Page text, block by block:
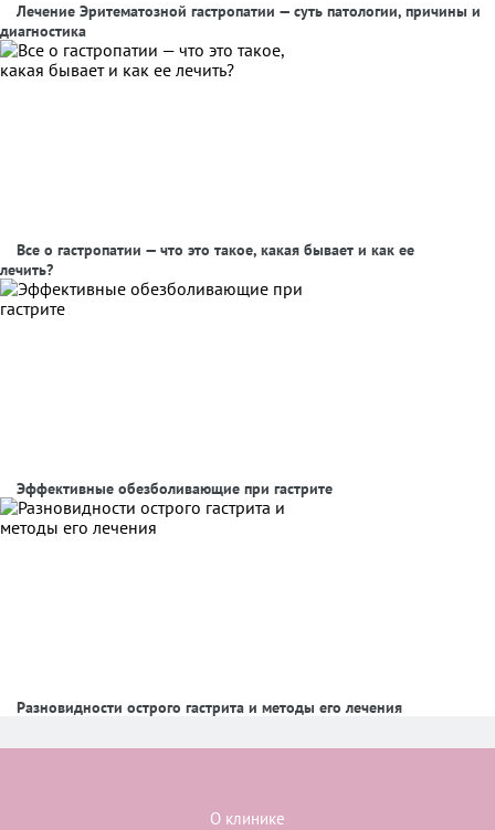
Лечение Эритематозной гастропатии — суть патологии, причины и
диагностика
Все о гастропатии — что это такое, какая бывает и как ее
лечить?
Эффективные обезболивающие при гастрите
Разновидности острого гастрита и методы его лечения
О клинике